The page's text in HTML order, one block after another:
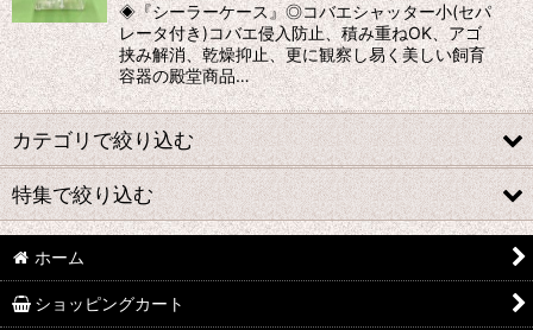
◈『シーラーケース』◎コバエシャッター小(セパ
レータ付き)コバエ侵入防止、積み重ねOK、アゴ
挟み解消、乾燥抑止、更に観察し易く美しい飼育
容器の殿堂商品…
カテゴリで絞り込む
クワガタ、カブトムシ
国産クワガタ
外国産クワガタ
特集で絞り込む
hy
なみぞう
ホーム
ショッピングカート